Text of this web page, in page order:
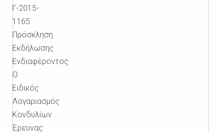
Γ-2015-
1165
Πρόσκληση
Εκδήλωσης
Ενδιαφέροντος
Ο
Ειδικός
Λογαριασμός
Κονδυλίων
Έρευνας